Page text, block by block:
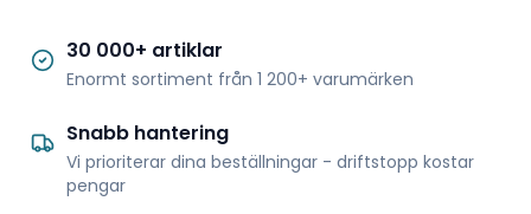
30 000+ artiklar
Enormt sortiment från 1 200+ varumärken
Snabb hantering
Vi prioriterar dina beställningar - driftstopp kostar
pengar